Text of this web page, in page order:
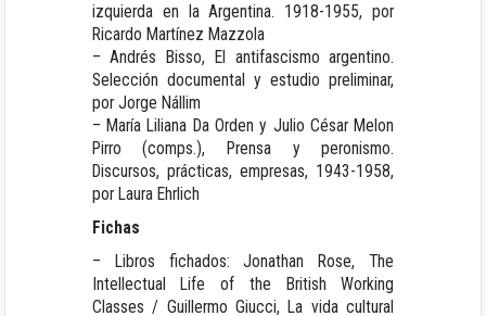
izquierda en la Argentina. 1918-1955, por
Ricardo Martínez Mazzola
– Andrés Bisso, El antifascismo argentino.
Selección documental y estudio preliminar,
por Jorge Nállim
– María Liliana Da Orden y Julio César Melon
Pirro (comps.), Prensa y peronismo.
Discursos, prácticas, empresas, 1943-1958,
por Laura Ehrlich
Fichas
– Libros fichados: Jonathan Rose, The
Intellectual Life of the British Working
Classes / Guillermo Giucci, La vida cultural